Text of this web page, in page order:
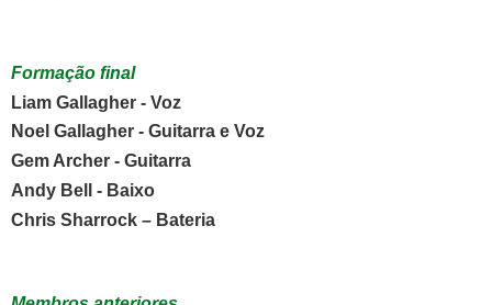
Formação final
Liam Gallagher - Voz
Noel Gallagher - Guitarra e Voz
Gem Archer - Guitarra
Andy Bell - Baixo
Chris Sharrock – Bateria